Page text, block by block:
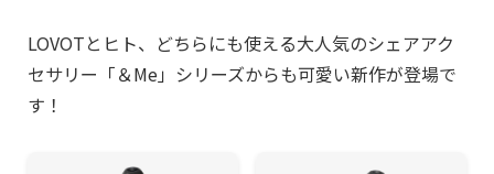
LOVOTとヒト、どちらにも使える大人気のシェアアク
セサリー「＆Me」シリーズからも可愛い新作が登場で
す！